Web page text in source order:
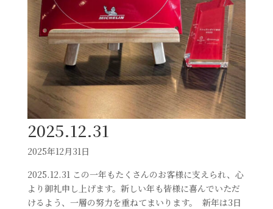
2025.12.31⁡
2025年12月31日
2025.12.31⁡ この一年もたくさんのお客様に支えられ、心
より御礼申し上げます。新しい年も皆様に喜んでいただ
けるよう、一層の努力を重ねてまいります。⁡ ⁡⁡ ⁡新年は3日